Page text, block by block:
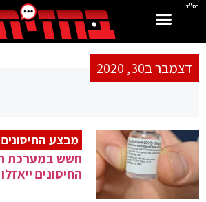
בס"ד
דצמבר ב30, 2020
מבצע החיסונים
חשש במערכת
החיסונים ייאזלו